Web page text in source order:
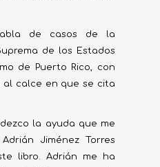
de casos de la
de los Estados
de Puerto Rico, con
al calce en que se cita
la ayuda que me
Jiménez Torres
libro. Adrián me ha